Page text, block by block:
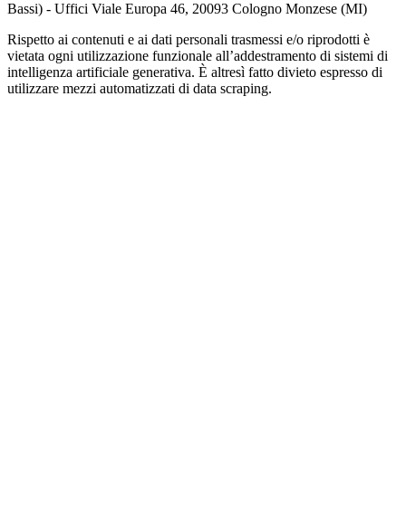
Bassi) - Uffici Viale Europa 46, 20093 Cologno Monzese (MI)
Rispetto ai contenuti e ai dati personali trasmessi e/o riprodotti è
vietata ogni utilizzazione funzionale all’addestramento di sistemi di
intelligenza artificiale generativa. È altresì fatto divieto espresso di
utilizzare mezzi automatizzati di data scraping.